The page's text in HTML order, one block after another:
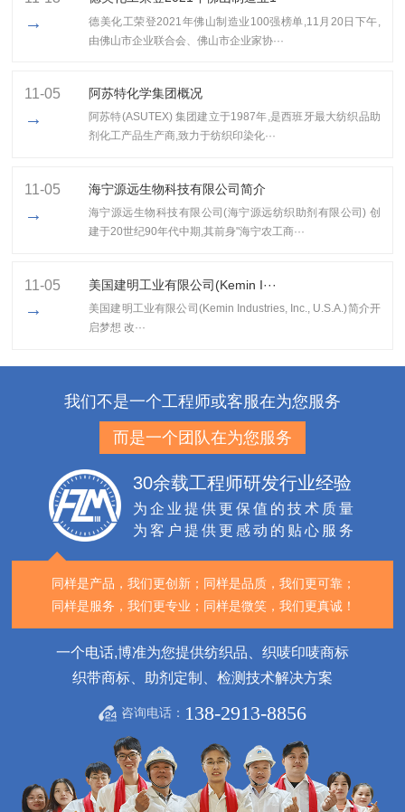
→
​德美化工荣登2021年佛山制造业100强榜单,11月20日下午,
由佛山市企业联合会、佛山市企业家协···
11-05
→
阿苏特化学集团概况
阿苏特(ASUTEX) 集团建立于1987年,是西班牙最大纺织品助
剂化工产品生产商,致力于纺织印染化···
11-05
→
海宁源远生物科技有限公司简介
海宁源远生物科技有限公司(海宁源远纺织助剂有限公司) 创
建于20世纪90年代中期,其前身"海宁农工商···
11-05
→
美国建明工业有限公司(Kemin I···
美国建明工业有限公司(Kemin Industries, Inc., U.S.A.)简介开
启梦想 改···
我们不是一个工程师或客服在为您服务
而是一个团队在为您服务
30余载工程师研发行业经验
为企业提供更保值的技术质量
为客户提供更感动的贴心服务
同样是产品，我们更创新； 同样是品质，我们更可靠；
同样是服务，我们更专业； 同样是微笑，我们更真诚！
一个电话,博准为您提供纺织品、织唛印唛商标
织带商标、助剂定制、检测技术解决方案
咨询电话： 138-2913-8856